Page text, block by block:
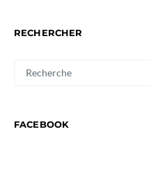
RECHERCHER
FOR:
FACEBOOK